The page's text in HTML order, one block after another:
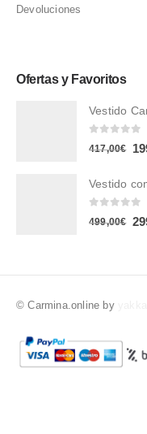
Devoluciones
Ofertas y Favoritos
Vestido
out of 5
417,00€
Vestido
out of 5
499,00€
© Carmina.online by